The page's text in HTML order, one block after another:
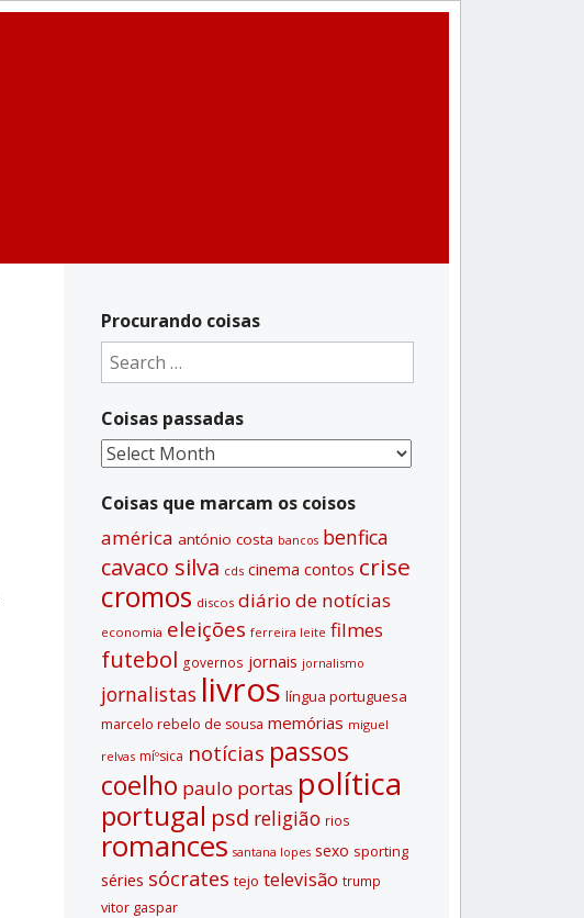
Procurando coisas
Search
for:
Coisas passadas
Coisas
Coisas que marcam os coisos
américa antónio costa bancos benfica
cavaco silva cds cinema contos crise
cromos discos diário de notí­cias
economia eleições ferreira leite filmes
futebol governos jornais jornalismo
jornalistas livros lí­ngua portuguesa
marcelo rebelo de sousa memórias miguel
relvas míºsica notí­cias passos
coelho paulo portas polí­tica
portugal psd religião rios
romances santana lopes sexo sporting
séries sócrates tejo televisão trump
vitor gaspar